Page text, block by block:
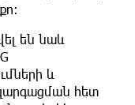
են նաև
և
հետ